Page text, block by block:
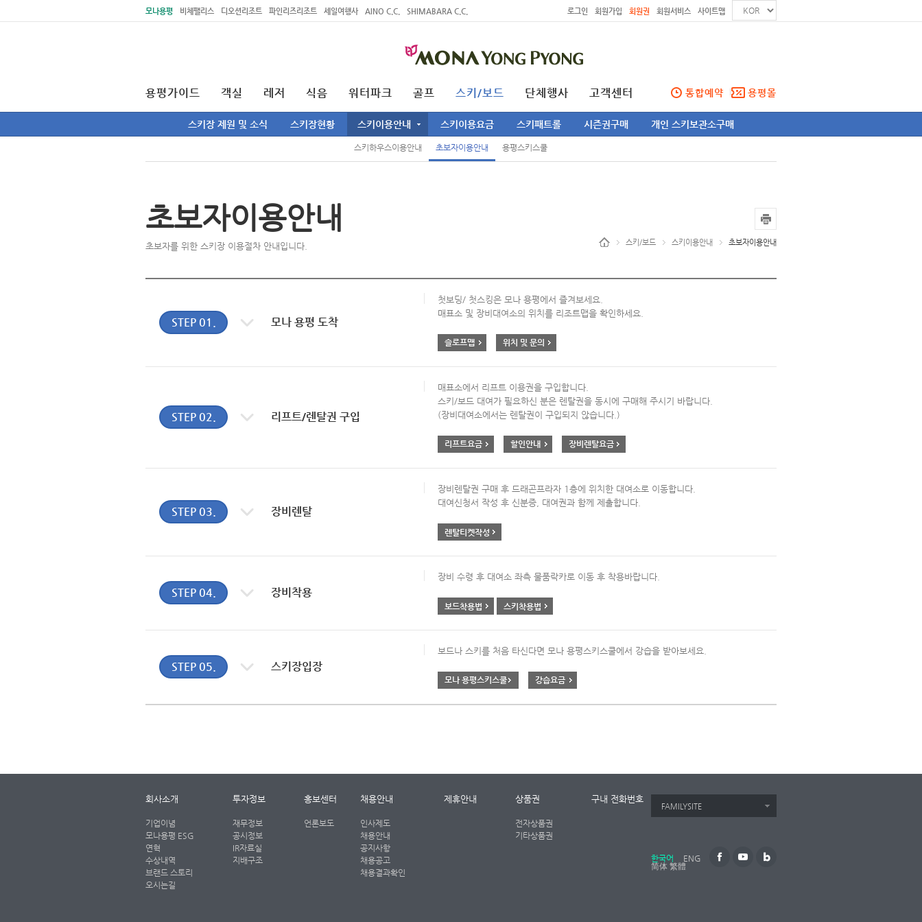
모나용평 비체팰리스 디오션리조트 파인리즈리조트 세일여행사 AINO C.C. SHIMABARA C.C. 로그인 회원가입 회원권 회원서비스 사이트맵
용평가이드 객실 레저 식음 워터파크 골프 스키/보드
스키장 제원 및 소식 스키장현황 스키이용안내
스키하우스이용안내 초보자이용안내 용평스키스쿨
스키이용요금 스키패트롤 시즌권구매 개인 스키보관소구매
단체행사 고객센터 통합예약 용평몰
초보자이용안내
초보자를 위한 스키장 이용절차 안내입니다. 스키/보드 스키이용안내 초보자이용안내
STEP 01. 모나 용평 도착
첫보딩/ 첫스킹은 모나 용평에서 즐겨보세요.
매표소 및 장비대여소의 위치를 리조트맵을 확인하세요.
슬로프맵 위치 및 문의
STEP 02. 리프트/렌탈권 구입
매표소에서 리프트 이용권을 구입합니다.
스키/보드 대여가 필요하신 분은 렌탈권을 동시에 구매해 주시기 바랍니다.
(장비대여소에서는 렌탈권이 구입되지 않습니다.)
리프트요금 할인안내 장비렌탈요금
STEP 03. 장비렌탈
장비렌탈권 구매 후 드래곤프라자 1층에 위치한 대여소로 이동합니다.
대여신청서 작성 후 신분증, 대여권과 함께 제출합니다.
렌탈티켓작성
STEP 04. 장비착용
장비 수령 후 대여소 좌측 물품락카로 이동 후 착용바랍니다.
보드착용법 스키착용법
STEP 05. 스키장입장
보드나 스키를 처음 타신다면 모나 용평스키스쿨에서 강습을 받아보세요.
모나 용평스키스쿨 강습요금
회사소개
기업이념
모나용평 ESG
연혁
수상내역
브랜드 스토리
오시는길
투자정보
재무정보
공시정보
IR자료실
지배구조
홍보센터
언론보도
채용안내
인사제도
채용안내
공지사항
채용공고
채용결과확인
제휴안내 상품권
전자상품권
기타상품권
구내 전화번호
FAMILYSITE
한국어
ENG
简体 繁體